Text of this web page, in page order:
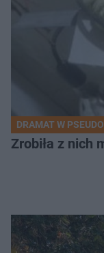
DRAMAT W
Zrobiła z nich